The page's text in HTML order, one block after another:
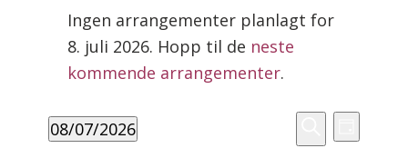
den
juli
2026
Merknad
Ingen arrangementer planlagt for
8. juli 2026. Hopp til de neste
kommende arrangementer.
Search
and
Søk
Views
Dag
08/07/2026